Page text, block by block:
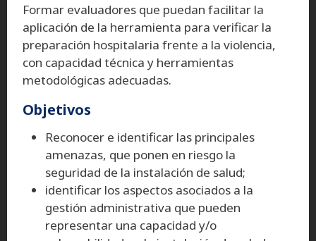
Formar evaluadores que puedan facilitar la
aplicación de la herramienta para verificar la
preparación hospitalaria frente a la violencia,
con capacidad técnica y herramientas
metodológicas adecuadas.
Objetivos
Reconocer e identificar las principales
amenazas, que ponen en riesgo la
seguridad de la instalación de salud;
identificar los aspectos asociados a la
gestión administrativa que pueden
representar una capacidad y/o